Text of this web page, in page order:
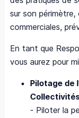
sur son
commerciales,
En tant que
vous aurez pour
Pilotage de
- Piloter la